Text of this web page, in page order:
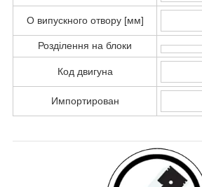
O випускного отвору [мм]
Розділення на блоки
Код двигуна
Импортирован